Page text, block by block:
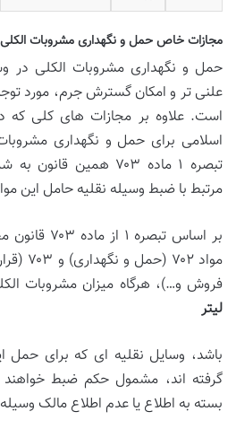
مجازات خاص حمل و نگهداری مشروبات الکلی
حمل و نگهداری مشروبات الکلی در
علنی تر و امکان گسترش جرم، مورد
اسلامی برای حمل و نگهداری
تبصره ۱ ماده ۷۰۳
مرتبط با ضبط وسیله نقلیه حامل این
بر اساس
مواد
فروش و…)، هرگاه میزان مشروبات
لیتر
باشد، وسایل نقلیه ای که برای حمل
گرفته اند، مشمول حکم ضبط
بسته به اطلاع یا عدم اطلاع مالک